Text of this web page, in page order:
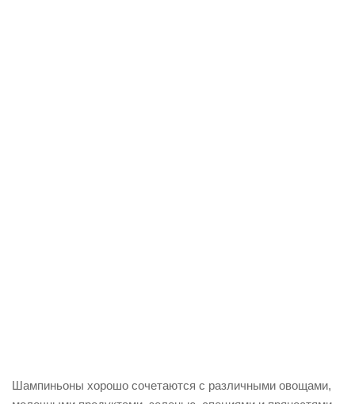
Шампиньоны хорошо сочетаются с различными овощами,